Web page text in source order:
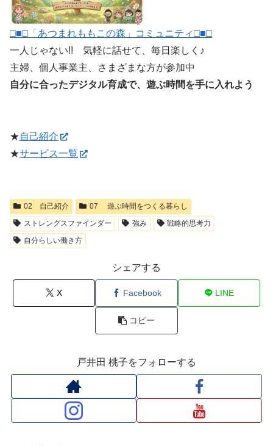
□■□「あつまれももこの森」コミュニティ□■□
一人じゃない!! 気軽に話せて、毎日楽しく♪
主婦、個人事業主、さまざまな方が参加中
自分に合ったデジタル育成で、遊ぶ時間を手に入れよう
★自己紹介
★サービス一覧
02 自己紹介
07 遊ぶ時間をつくる暮らし
ストレングスファインダー
強み
戦略的思考力
自分らしい働き方
シェアする
X Facebook LINE
コピー
戸井田 桃子をフォローする